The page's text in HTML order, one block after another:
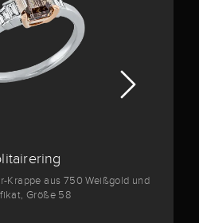
Krappe aus 750 Weißgold und
Größe 58